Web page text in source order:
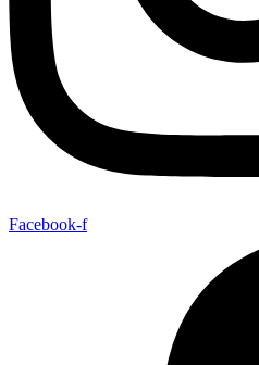
Facebook-f